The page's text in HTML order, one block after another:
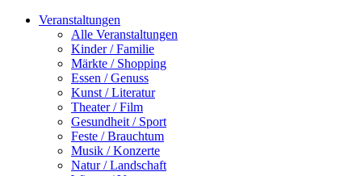
Veranstaltungen
Alle Veranstaltungen
Kinder / Familie
Märkte / Shopping
Essen / Genuss
Kunst / Literatur
Theater / Film
Gesundheit / Sport
Feste / Brauchtum
Musik / Konzerte
Natur / Landschaft